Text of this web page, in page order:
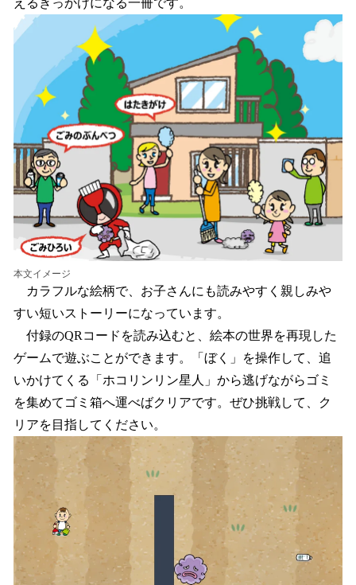
本文イメージ
カラフルな絵柄で、お子さんにも読みやすく親しみや
すい短いストーリーになっています。
付録のQRコードを読み込むと、絵本の世界を再現した
ゲームで遊ぶことができます。「ぼく」を操作して、追
いかけてくる「ホコリンリン星人」から逃げながらゴミ
を集めてゴミ箱へ運べばクリアです。ぜひ挑戦して、ク
リアを目指してください。